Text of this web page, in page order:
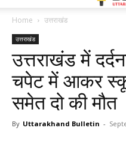
Home उत्तराखंड
उत्तराखंड
उत्तराखंड में
चपेट में आकर
समेत दो की मौत
By Uttarakhand Bulletin -